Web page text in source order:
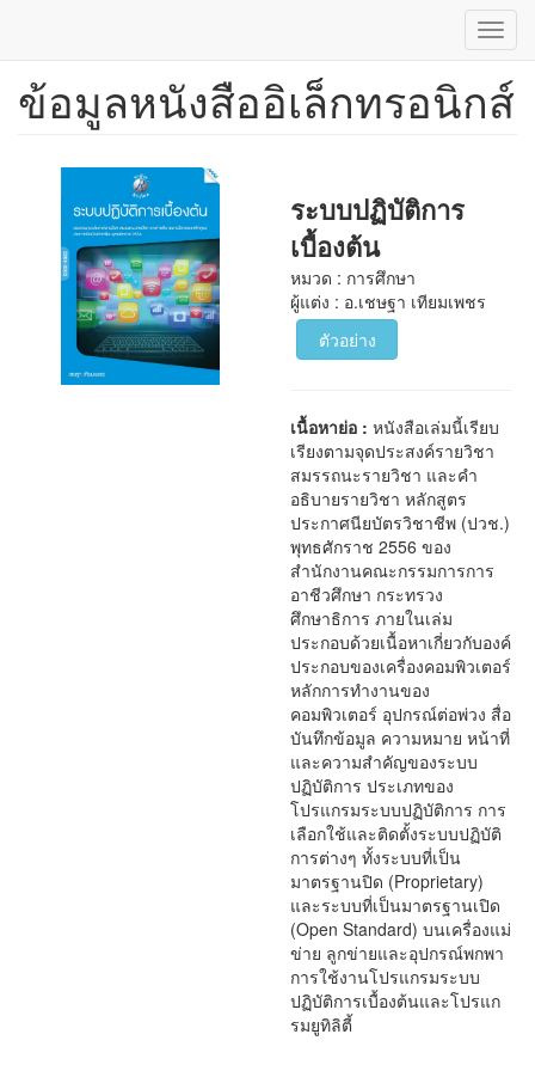
ข้าม
ข้อมูลหนังสืออิเล็กทรอนิกส์
ระบบปฏิบัติการ
เบื้องต้น
หมวด : การศึกษา
ผู้แต่ง : อ.เชษฐา เทียมเพชร
ตัวอย่าง
เนื้อหาย่อ :หนังสือเล่มนี้เรียบ
เรียงตามจุดประสงค์รายวิชา
สมรรถนะรายวิชา และคำ
อธิบายรายวิชา หลักสูตร
ประกาศนียบัตรวิชาชีพ (ปวช.)
พุทธศักราช 2556 ของ
สำนักงานคณะกรรมการการ
อาชีวศึกษา กระทรวง
ศึกษาธิการ ภายในเล่ม
ประกอบด้วยเนื้อหาเกี่ยวกับองค์
ประกอบของเครื่องคอมพิวเตอร์
หลักการทำงานของ
คอมพิวเตอร์ อุปกรณ์ต่อพ่วง สื่อ
บันทึกข้อมูล ความหมาย หน้าที่
และความสำคัญของระบบ
ปฏิบัติการ ประเภทของ
โปรแกรมระบบปฏิบัติการ การ
เลือกใช้และติดตั้งระบบปฏิบัติ
การต่างๆ ทั้งระบบที่เป็น
มาตรฐานปิด (Proprietary)
และระบบที่เป็นมาตรฐานเปิด
(Open Standard) บนเครื่องแม่
ข่าย ลูกข่ายและอุปกรณ์พกพา
การใช้งานโปรแกรมระบบ
ปฏิบัติการเบื้องต้นและโปรแก
รมยูทิลิตี้